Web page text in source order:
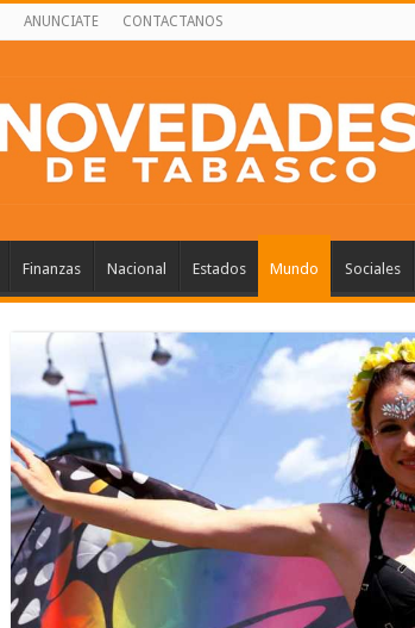
ANUNCIATE CONTACTANOS
Finanzas Nacional Estados Mundo Sociales